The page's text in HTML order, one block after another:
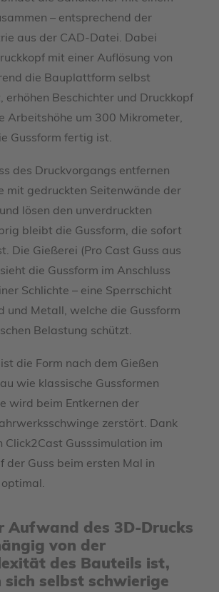
– entsprechend der
aus der CAD-Datei. Dabei
mit einer Auflösung von
die Bauplattform selbst
erhöhen Beschichter und Druckkopf
Arbeitshöhe um 300 Mikrometer,
Gussform fertig ist.
des Druckvorgangs entfernen
mit gedruckten Seitenwände der
lösen den unverdruckten
bleibt die Gussform, die sofort
Die Gießerei (Pro Cast Guss aus
die Gussform im Anschluss
Schlichte – eine Sperrschicht
und Metall, welche die Gussform
Belastung schützt.
ist die Form nach dem Gießen
wie klassische Gussformen
wird beim Entkernen der
zerstört. Dank
Click2Cast Gusssimulation im
der Guss beim ersten Mal in
Aufwand des 3D-Drucks
von der
des Bauteils ist,
sich selbst schwierige